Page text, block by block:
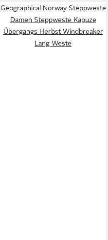
Geographical Norway Steppweste
Damen Steppweste Kapuze
Übergangs Herbst Windbreaker
Lang Weste